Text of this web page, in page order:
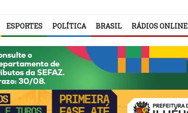
ESPORTES POLÍTICA BRASIL RÁDIOS ONLINE